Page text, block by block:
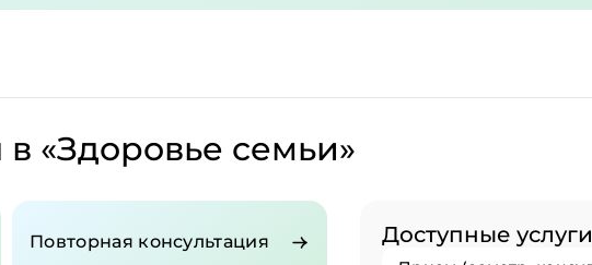
«Здоровье семьи»
Повторная консультация Доступные услуги